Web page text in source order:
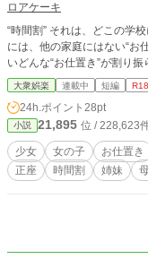
ロアケーキ
“時間割” それは、どこの学校にも
には、他の家庭にはない“お仕置き
いどんな“お仕置き”が割り
大衆娯楽 連載中 短編 R18
24h.ポイント 28pt
小説 21,895 位 / 228,623
少女 女の子 お仕置き
正座
時間割 姉妹